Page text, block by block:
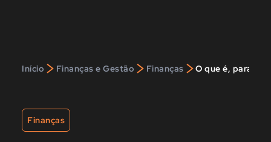
Início > Finanças e Gestão > Finanças >O que é, para
Finanças